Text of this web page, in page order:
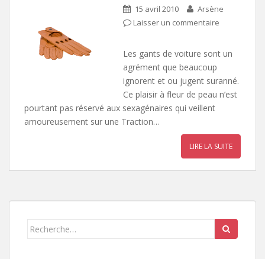
15 avril 2010
Arsène
Laisser un commentaire
Les gants de voiture sont un
agrément que beaucoup
ignorent et ou jugent suranné.
Ce plaisir à fleur de peau n’est
pourtant pas réservé aux sexagénaires qui veillent
amoureusement sur une Traction…
LIRE LA SUITE
Search